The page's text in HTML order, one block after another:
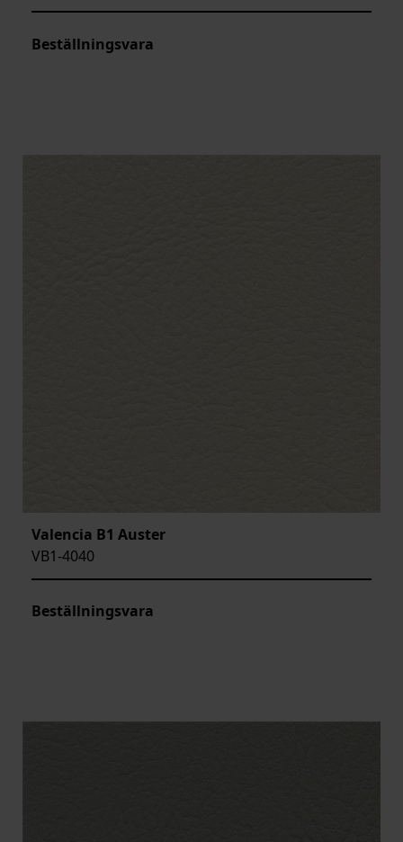
Beställningsvara
Valencia B1 Auster
VB1-4040
Beställningsvara